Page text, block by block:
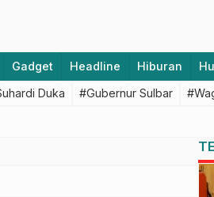
Gadget Headline Hiburan
Duka #Gubernur Sulbar